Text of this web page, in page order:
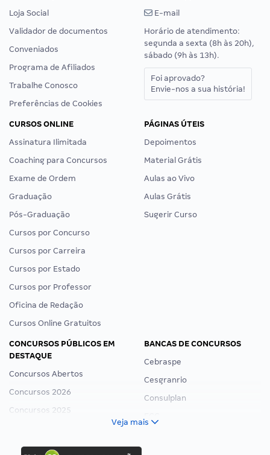
Loja Social
Validador de documentos
Conveniados
Programa de Afiliados
Trabalhe Conosco
Preferências de Cookies
E-mail
Horário de atendimento:
segunda a sexta (8h às 20h),
sábado (9h às 13h).
Foi aprovado?
Envie-nos a sua história!
CURSOS ONLINE
Assinatura Ilimitada
Coaching para Concursos
Exame de Ordem
Graduação
Pós-Graduação
Cursos por Concurso
Cursos por Carreira
Cursos por Estado
Cursos por Professor
Oficina de Redação
Cursos Online Gratuitos
PÁGINAS ÚTEIS
Depoimentos
Material Grátis
Aulas ao Vivo
Aulas Grátis
Sugerir Curso
CONCURSOS PÚBLICOS EM
DESTAQUE
Concursos Abertos
Concursos 2026
Concursos 2025
Concurso Ibama
BANCAS DE CONCURSOS
Cebraspe
Cesgranrio
Consulplan
Veja mais